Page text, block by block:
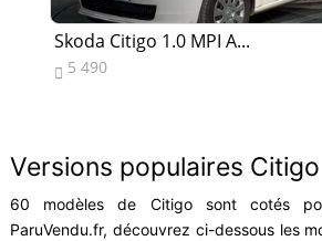
Skoda Citigo 1.0 MPI A...
 5 490
Versions populaires
60 modèles de Citigo sont cotés
ParuVendu.fr, découvrez ci-dessous les